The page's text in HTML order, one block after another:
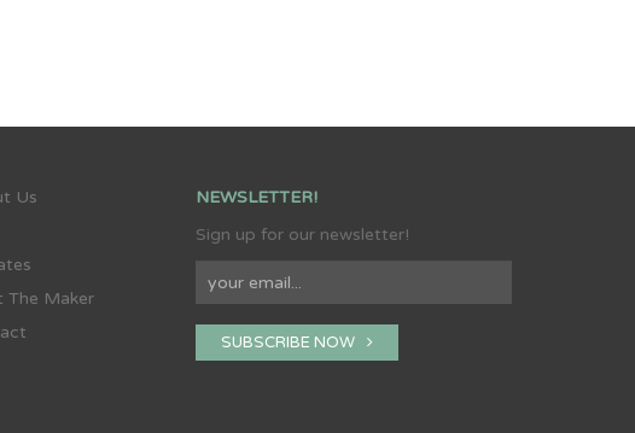
Us
The Maker
NEWSLETTER!
Sign up for our newsletter!
SUBSCRIBE NOW